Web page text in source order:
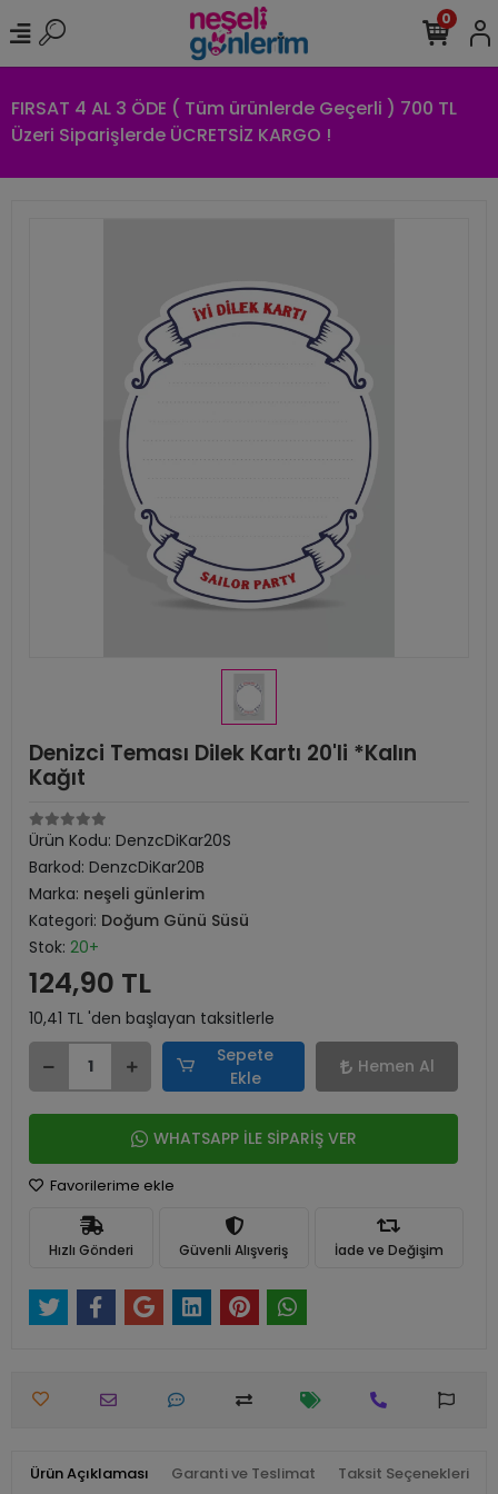
FIRSAT 4 AL 3 ÖDE ( Tüm ürünlerde Geçerli ) 700 TL
Üzeri Siparişlerde ÜCRETSİZ KARGO !
0
Denizci Teması Dilek Kartı 20'li *Kalın
Kağıt
Ürün Kodu: DenzcDiKar20S
Barkod: DenzcDiKar20B
Marka: neşeli günlerim
Kategori: Doğum Günü Süsü
Stok: 20+
124,90 TL
10,41 TL 'den başlayan taksitlerle
Sepete
Ekle
Hemen Al
WHATSAPP İLE SİPARİŞ VER
Favorilerime ekle
Hızlı Gönderi Güvenli Alışveriş İade ve Değişim
Ürün Açıklaması Garanti ve Teslimat Taksit Seçenekleri